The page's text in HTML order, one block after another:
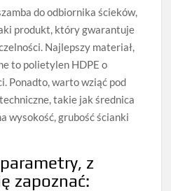
do odbiornika ścieków,
produkt, który gwarantuje
Najlepszy materiał,
to polietylen HDPE o
Ponadto, warto wziąć pod
takie jak średnica
wysokość, grubość ścianki
z
zapoznać: